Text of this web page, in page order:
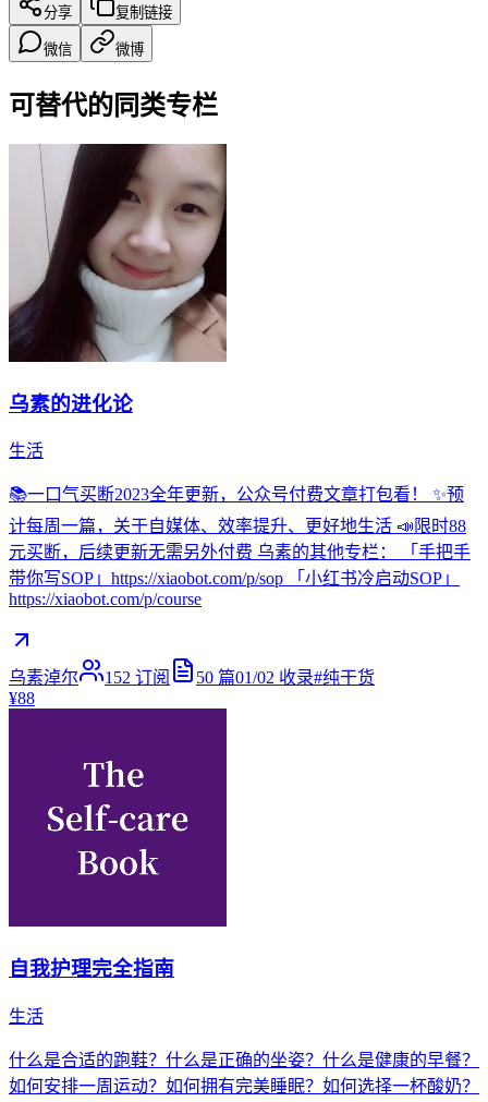
分享 复制链接
微信 微博
可替代的同类专栏
乌素的进化论
生活
📚一口气买断2023全年更新，公众号付费文章打包看！ ✨预
计每周一篇，关于自媒体、效率提升、更好地生活 📣限时88
元买断，后续更新无需另外付费 乌素的其他专栏： 「手把手
带你写SOP」https://xiaobot.com/p/sop 「小红书冷启动SOP」
https://xiaobot.com/p/course
乌素淖尔 152 订阅 50 篇01/02 收录#纯干货
¥88
自我护理完全指南
生活
什么是合适的跑鞋？什么是正确的坐姿？什么是健康的早餐？
如何安排一周运动？如何拥有完美睡眠？如何选择一杯酸奶？